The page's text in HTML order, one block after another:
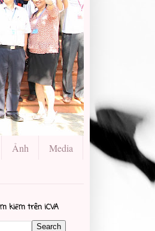
Ảnh
Media
kiếm trên iCVA